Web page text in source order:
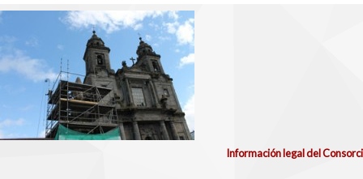
Información legal del